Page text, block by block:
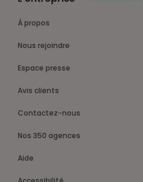
À propos
Nous rejoindre
Espace presse
Avis clients
Contactez-nous
Nos 350 agences
Aide